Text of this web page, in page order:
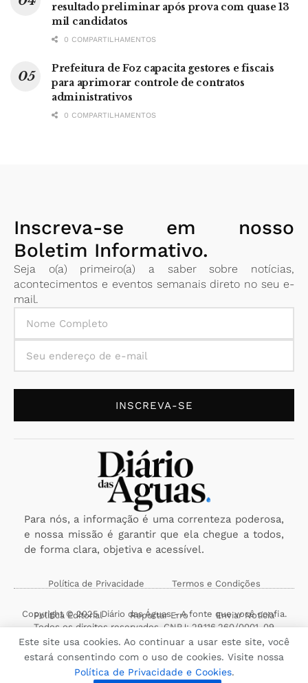
resultado preliminar após prova com quase 13
mil candidatos
0 COMPARTILHAMENTOS
Prefeitura de Foz capacita gestores e fiscais
para aprimorar controle de contratos
administrativos
0 COMPARTILHAMENTOS
Inscreva-se em nosso
Boletim Informativo.
Seja o(a) primeiro(a) a saber sobre notícias,
acontecimentos e eventos semanais direto no seu e-
mail.
INSCREVA-SE
Para nós, a informação é uma correnteza poderosa,
e nossa missão é garantir que ela chegue a todos,
de forma clara, objetiva e acessível.
Política de Privacidade Termos e Condições
Política Editorial Reportar Erro Enviar Notícia
Copyright © 2025 Diário das Águas - A fonte que você confia.
Todos os direitos reservados. CNPJ: 29.116.260/0001-09
Este site usa cookies. Ao continuar a usar este site, você
estará consentindo com o uso de cookies. Visite nossa
Política de Privacidade e Cookies.